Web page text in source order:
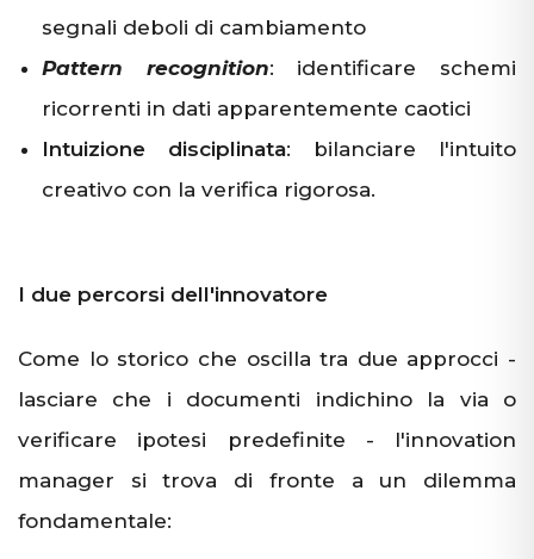
segnali deboli di cambiamento
Pattern recognition: identificare schemi
ricorrenti in dati apparentemente caotici
Intuizione disciplinata: bilanciare l'intuito
creativo con la verifica rigorosa.
I due percorsi dell'innovatore
Come lo storico che oscilla tra due approcci -
lasciare che i documenti indichino la via o
verificare ipotesi predefinite - l'innovation
manager si trova di fronte a un dilemma
fondamentale: